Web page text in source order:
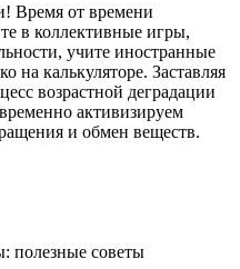
Время от времени
в коллективные игры,
учите иностранные
на калькуляторе. Заставляя
возрастной деградации
активизируем
и обмен веществ.